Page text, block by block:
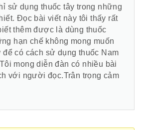
sử dụng thuốc tây trong những
Đọc bài viết này tôi thấy rất
thêm được là dùng thuốc
hạn chế không mong muốn
để có cách sử dụng thuốc Nam
mong diễn đàn có nhiều bài
với người đọc.Trân trọng cảm
bệnh viện tư nhân Việt